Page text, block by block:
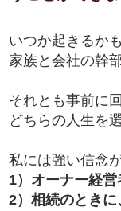
いつか起きるか
家族と会社の幹
それとも事前に
どちらの人生を
私には強い信念
1）オーナー経
2）相続のとき